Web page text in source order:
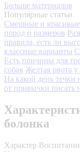
Больше материалов
Популярные статьи
Смешные и красивые
пород и размеров
правила, есть ли
классные варианты
Есть причины для
собак Желтая рвота
На какой день течки
от привычки писать
болонка
Характер